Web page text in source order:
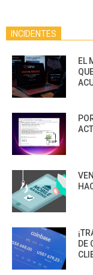
INCIDENTES
EL
DE